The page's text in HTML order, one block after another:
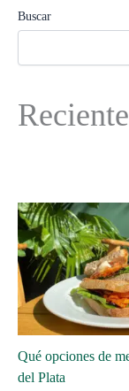
Buscar
Reciente
Qué opciones de
del Plata